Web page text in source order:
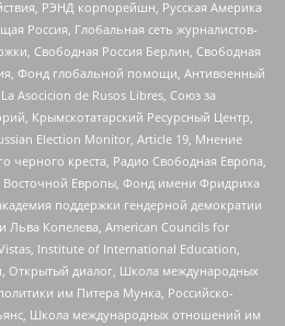
РЭНД корпорейшн, Русская Америка
Россия, Глобальная сеть журналистов-
Свободная Россия Берлин, Свободная
Фонд глобальной помощи, Антивоенный
Asocicion de Rusos Libres, Союз за
Крымскотатарский Ресурсный Центр,
Election Monitor, Article 19, Мнение
черного креста, Радио Свободная Европа,
Восточной Европы, Фонд имени Фридриха
поддержки гендерной демократии
Копелева, American Councils for
Institute of International Education,
Открытый диалог, Школа международных
им Питера Мунка, Российско-
Школа международных отношений им